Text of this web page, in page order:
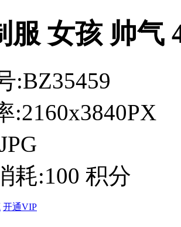
服 女孩 帅气
:BZ35459
:2160x3840PX
耗:100 积分
开通VIP